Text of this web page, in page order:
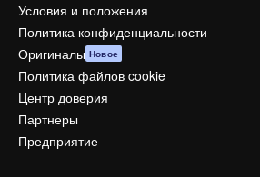
Условия и положения
Политика конфиденциальности
Оригиналы Новое
Политика файлов cookie
Центр доверия
Партнеры
Предприятие